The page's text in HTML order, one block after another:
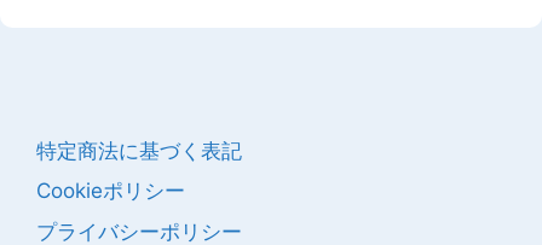
特定商法に基づく表記
Cookieポリシー
プライバシーポリシー